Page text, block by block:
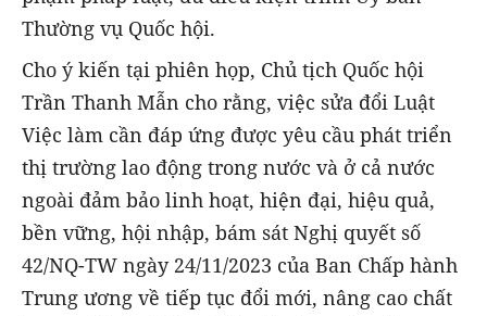
Thường vụ Quốc hội.
Cho ý kiến tại phiên họp, Chủ tịch Quốc hội
Trần Thanh Mẫn cho rằng, việc sửa đổi Luật
Việc làm cần đáp ứng được yêu cầu phát triển
thị trường lao động trong nước và ở cả nước
ngoài đảm bảo linh hoạt, hiện đại, hiệu quả,
bền vững, hội nhập, bám sát Nghị quyết số
42/NQ-TW ngày 24/11/2023 của Ban Chấp hành
Trung ương về tiếp tục đổi mới, nâng cao chất